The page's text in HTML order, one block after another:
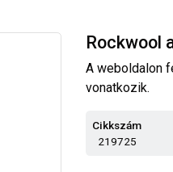
Rockwool
A weboldalon
vonatkozik.
Cikkszám
219725